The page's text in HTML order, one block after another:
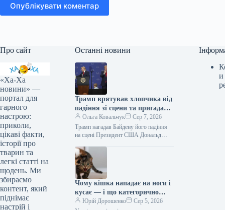
Опублікувати коментар
Про сайт
«Ха-Ха
новини» —
портал для
гарного
настрою:
приколи,
цікаві факти,
історії про
тварин та
легкі статті на
щодень. Ми
збираємо
контент, який
піднімає
настрій і
Останні новини
Трамп врятував хлопчика від
падіння зі сцени та пригадав
Байдена (відео)
Ольга Ковальчук
Сер 7, 2026
Трамп нагадав Байдену його падіння
на сцені Президент США Дональд
сцени та обмовився про…
Чому кішка нападає на ноги і
кусає — і що категорично
заборонено робити у відповідь
Юрій Дорошенко
Сер 5, 2026
и